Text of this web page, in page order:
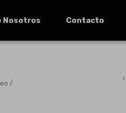
Nosotros Contacto
/